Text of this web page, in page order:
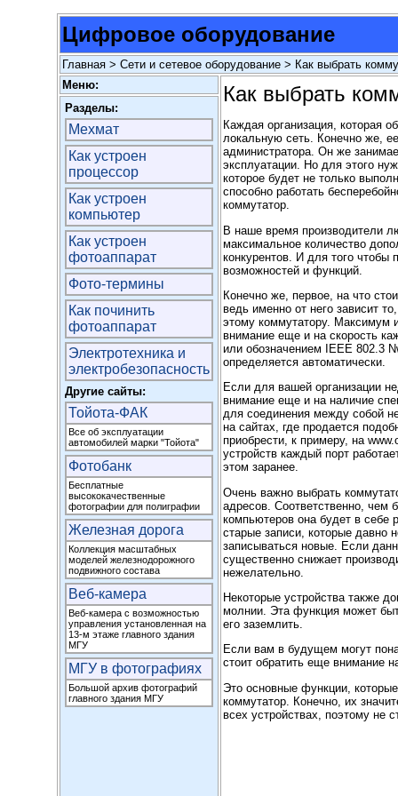
Цифровое оборудование
Главная > Сети и сетевое оборудование > Как выбрать
Меню:
Как выбрать
Каждая организация, которая
локальную сеть. Конечно же,
администратора. Он же
эксплуатации. Но для этого
которое будет не только
способно работать
коммутатор.
В наше время производители
максимальное количество
конкурентов. И для того чтобы
возможностей и функций.
Конечно же, первое, на что
ведь именно от него зависит
этому коммутатору. Максимум
внимание еще и на скорость
или обозначением IEEE 802.3
определяется автоматически.
Если для вашей организации
внимание еще и на наличие
для соединения между собой
на сайтах, где продается
приобрести, к примеру, на
устройств каждый порт
этом заранее.
Очень важно выбрать
адресов. Соответственно, чем
компьютеров она будет в себе
старые записи, которые давно
записываться новые. Если
существенно снижает
нежелательно.
Некоторые устройства также
молнии. Эта функция может
его заземлить.
Если вам в будущем могут
стоит обратить еще внимание
Это основные функции,
коммутатор. Конечно, их
всех устройствах, поэтому не
Разделы:
Мехмат
Как устроен
процессор
Как устроен
компьютер
Как устроен
фотоаппарат
Фото-термины
Как починить
фотоаппарат
Электротехника и
электробезопасность
Другие сайты:
Тойота-ФАК
Все об эксплуатации
автомобилей марки "Тойота"
Фотобанк
Бесплатные
высококачественные
фотографии для полиграфии
Железная дорога
Коллекция масштабных
моделей железнодорожного
подвижного состава
Веб-камера
Веб-камера с возможностью
управления установленная на
13-м этаже главного здания
МГУ
МГУ в фотографиях
Большой архив фотографий
главного здания МГУ